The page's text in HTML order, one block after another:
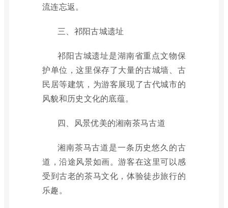
流连忘返。
三、祁阳古城遗址
祁阳古城遗址是湖南省重点文物保
护单位，这里保存了大量的古城墙、古
民居等建筑，为游客展现了古代城市的
风貌和历史文化的底蕴。
四、风景优美的湘南茶马古道
湘南茶马古道是一条历史悠久的古
道，沿途风景如画。游客在这里可以感
受到古老的茶马文化，体验徒步旅行的
乐趣。